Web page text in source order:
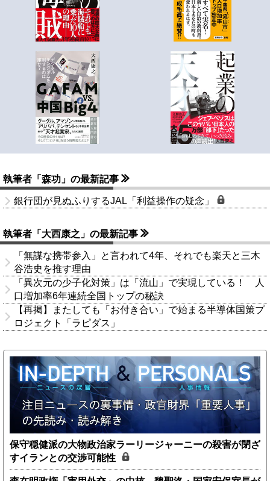
執筆者「森功」の最新記事
銀行団が見ぬふりするJAL「利益操作の疑念」
執筆者「大西康之」の最新記事
「無謀な携帯参入」と言われて4年、それでも楽天と三木
谷浩史を推す理由
「異次元の少子化対策」は「流山」で実現している！ 人
口増加率6年連続全国トップの秘訣
【再掲】またしても「お付き合い」で始まる半導体国策プ
ロジェクト「ラピダス」
保守穏健派の大物政治家ラーリージャーニーの殺害が閉ざ
すイランとの交渉可能性